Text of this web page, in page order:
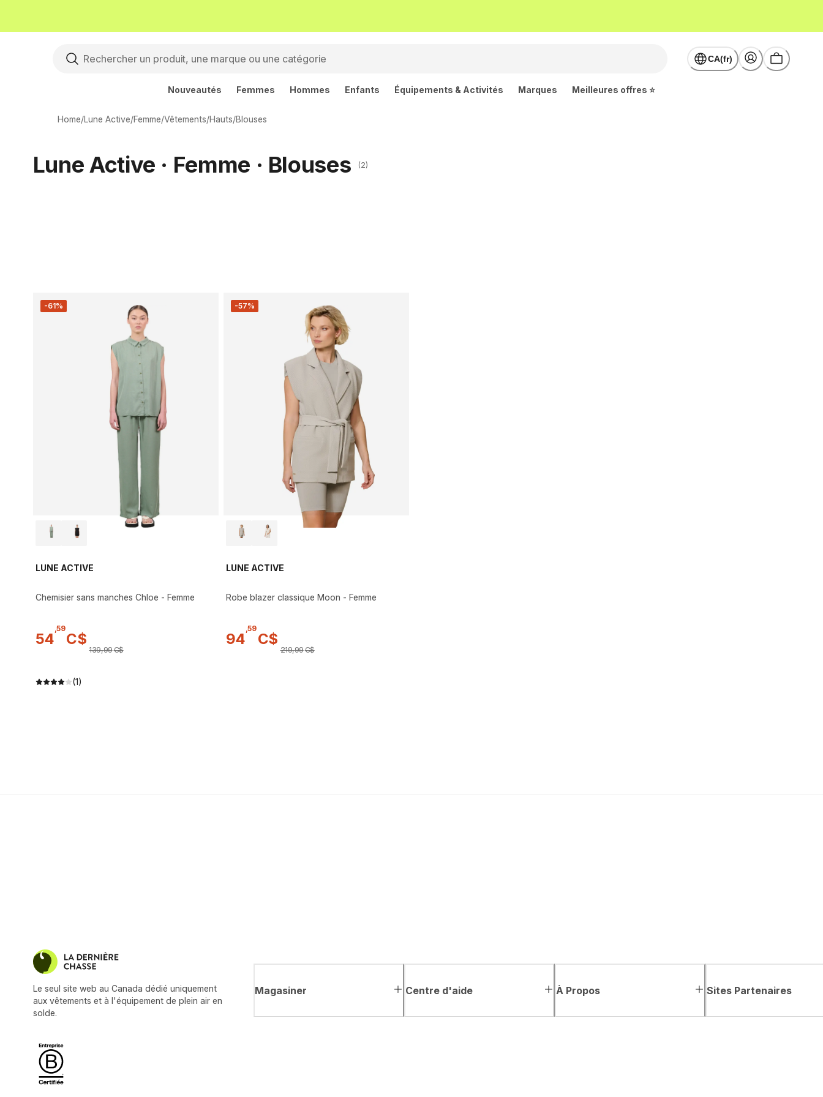
CA(fr)
Nouveautés Femmes Hommes Enfants Équipements & Activités Marques Meilleures offres ⭐
Home/Lune Active/Femme/Vêtements/Hauts/Blouses
Lune Active · Femme · Blouses (2)
-61%
LUNE ACTIVE
Chemisier sans manches Chloe - Femme
54
,59
C$
139,99C$
(1)
-57%
LUNE ACTIVE
Robe blazer classique Moon - Femme
94
,59
C$
219,99C$
Le seul site web au Canada dédié uniquement
aux vêtements et à l'équipement de plein air en
solde.
Magasiner Centre d'aide À Propos Sites Partenaires